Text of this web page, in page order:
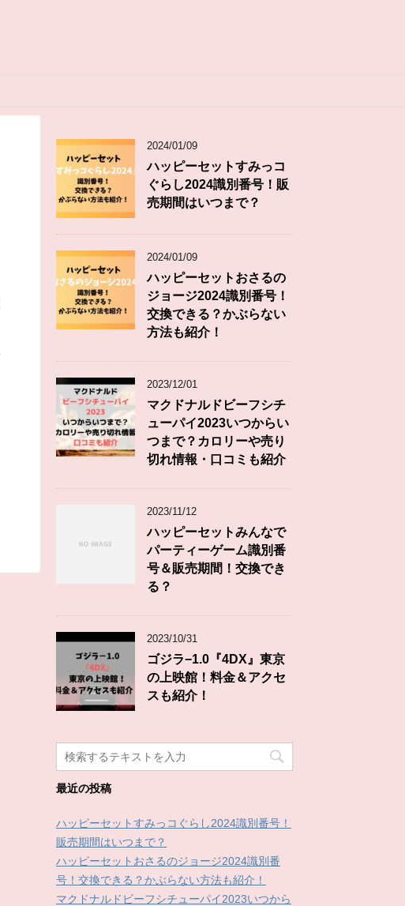
2024/01/09
ハッピーセットすみっコ
ぐらし2024識別番号！販
売期間はいつまで？
2024/01/09
ハッピーセットおさるの
ジョージ2024識別番号！
交換できる？かぶらない
方法も紹介！
2023/12/01
マクドナルドビーフシチ
ューパイ2023いつからい
つまで？カロリーや売り
切れ情報・口コミも紹介
2023/11/12
ハッピーセットみんなで
パーティーゲーム識別番
号＆販売期間！交換でき
る？
2023/10/31
ゴジラ−1.0『4DX』東京
の上映館！料金＆アクセ
スも紹介！
最近の投稿
ハッピーセットすみっコぐらし2024識別番号！
販売期間はいつまで？
ハッピーセットおさるのジョージ2024識別番
号！交換できる？かぶらない方法も紹介！
マクドナルドビーフシチューパイ2023いつから